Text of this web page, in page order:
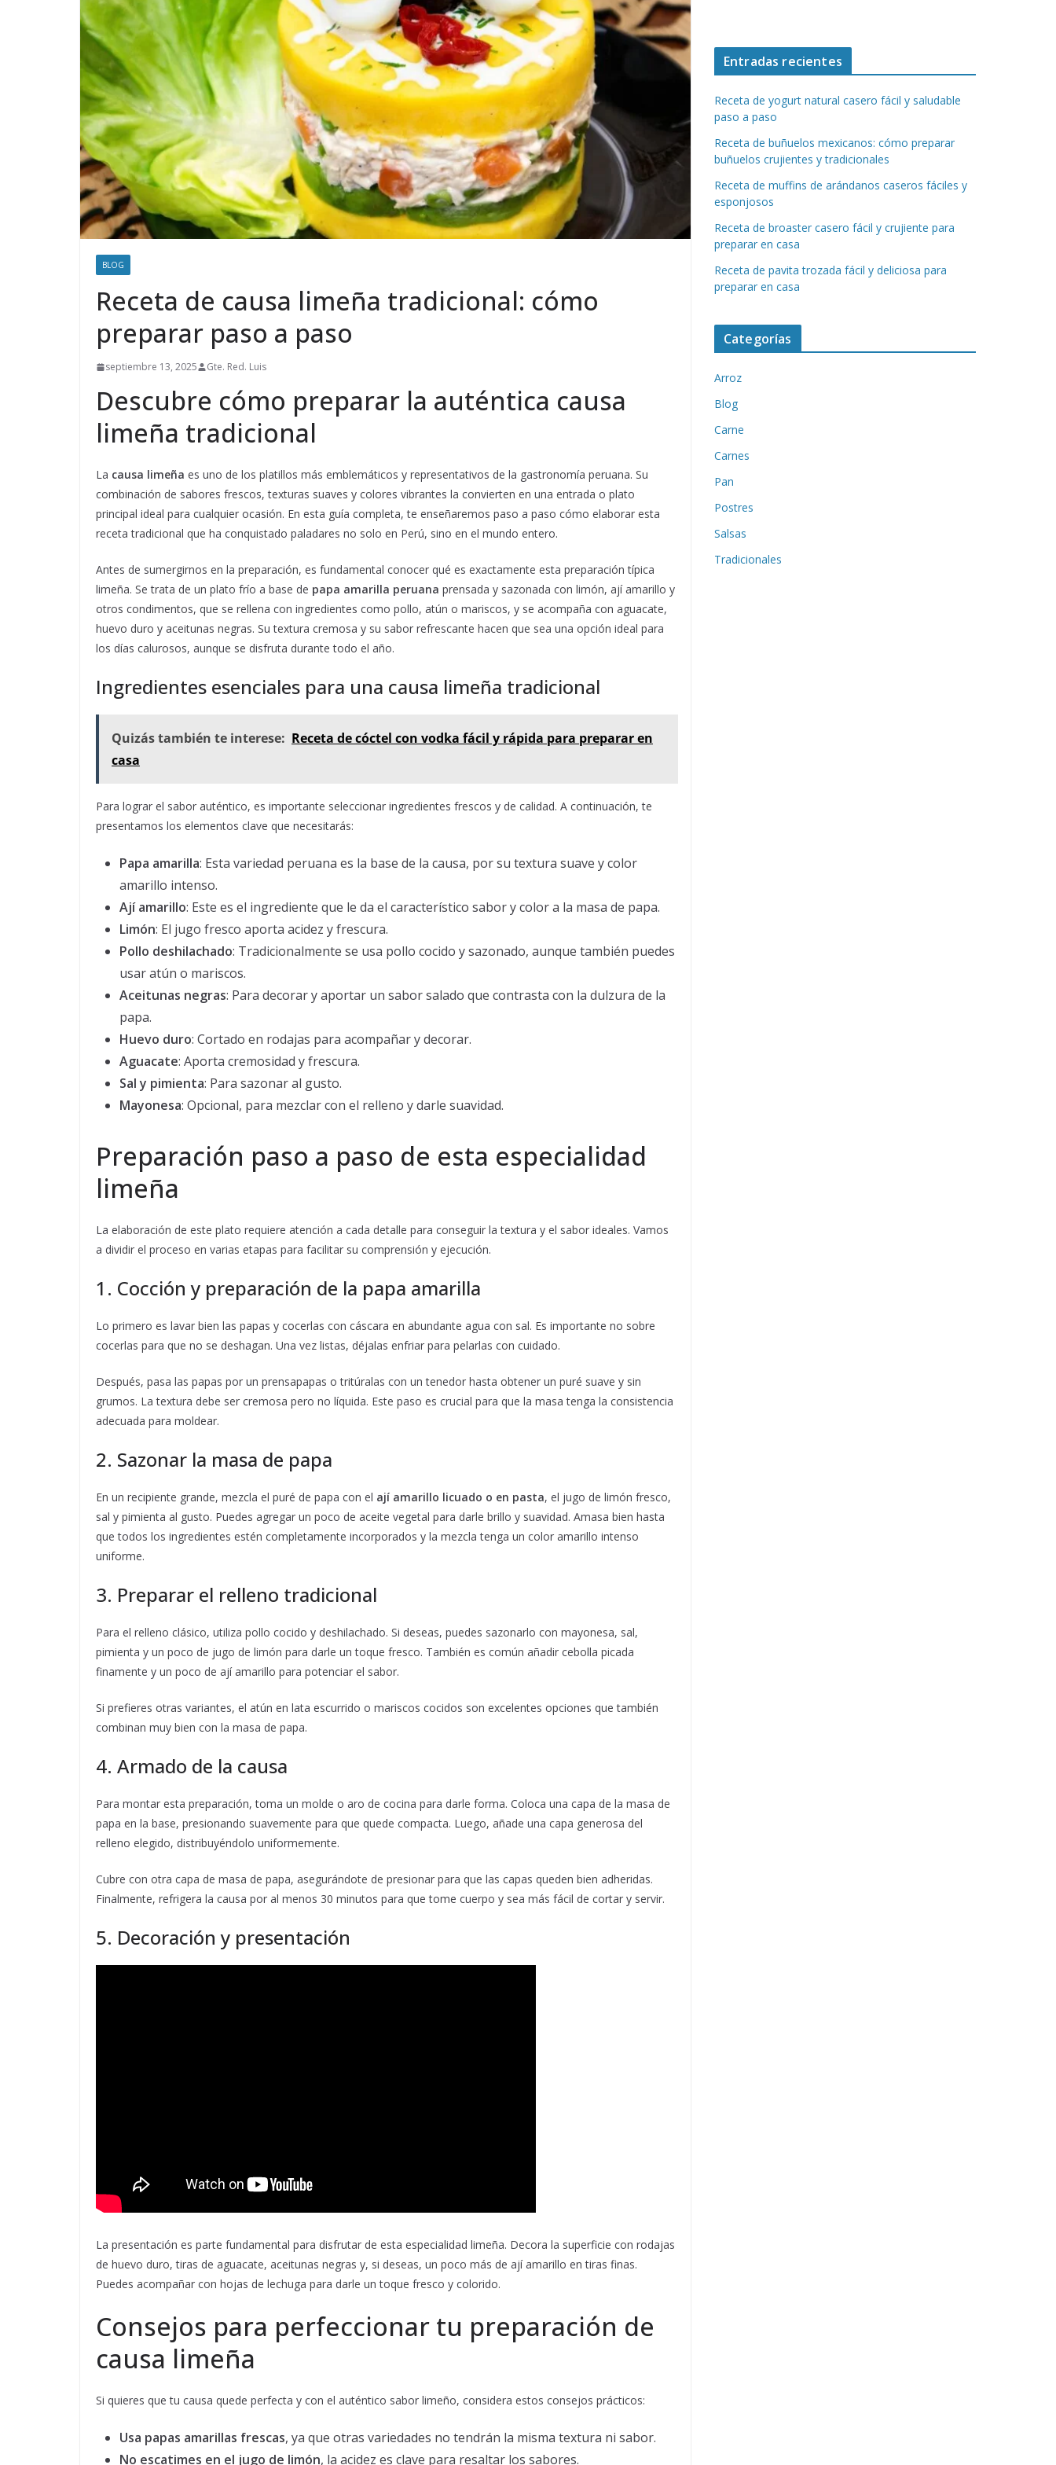
BLOG
Receta de causa limeña tradicional: cómo
preparar paso a paso
septiembre 13, 2025 Gte. Red. Luis
Descubre cómo preparar la auténtica causa
limeña tradicional
La causa limeña es uno de los platillos más emblemáticos y representativos de la gastronomía peruana. Su
combinación de sabores frescos, texturas suaves y colores vibrantes la convierten en una entrada o plato
principal ideal para cualquier ocasión. En esta guía completa, te enseñaremos paso a paso cómo elaborar esta
receta tradicional que ha conquistado paladares no solo en Perú, sino en el mundo entero.
Antes de sumergirnos en la preparación, es fundamental conocer qué es exactamente esta preparación típica
limeña. Se trata de un plato frío a base de papa amarilla peruana prensada y sazonada con limón, ají amarillo y
otros condimentos, que se rellena con ingredientes como pollo, atún o mariscos, y se acompaña con aguacate,
huevo duro y aceitunas negras. Su textura cremosa y su sabor refrescante hacen que sea una opción ideal para
los días calurosos, aunque se disfruta durante todo el año.
Ingredientes esenciales para una causa limeña tradicional
Quizás también te interese: Receta de cóctel con vodka fácil y rápida para preparar en
casa
Para lograr el sabor auténtico, es importante seleccionar ingredientes frescos y de calidad. A continuación, te
presentamos los elementos clave que necesitarás:
Papa amarilla: Esta variedad peruana es la base de la causa, por su textura suave y color
amarillo intenso.
Ají amarillo: Este es el ingrediente que le da el característico sabor y color a la masa de papa.
Limón: El jugo fresco aporta acidez y frescura.
Pollo deshilachado: Tradicionalmente se usa pollo cocido y sazonado, aunque también puedes
usar atún o mariscos.
Aceitunas negras: Para decorar y aportar un sabor salado que contrasta con la dulzura de la
papa.
Huevo duro: Cortado en rodajas para acompañar y decorar.
Aguacate: Aporta cremosidad y frescura.
Sal y pimienta: Para sazonar al gusto.
Mayonesa: Opcional, para mezclar con el relleno y darle suavidad.
Preparación paso a paso de esta especialidad
limeña
La elaboración de este plato requiere atención a cada detalle para conseguir la textura y el sabor ideales. Vamos
a dividir el proceso en varias etapas para facilitar su comprensión y ejecución.
1. Cocción y preparación de la papa amarilla
Lo primero es lavar bien las papas y cocerlas con cáscara en abundante agua con sal. Es importante no sobre
cocerlas para que no se deshagan. Una vez listas, déjalas enfriar para pelarlas con cuidado.
Después, pasa las papas por un prensapapas o tritúralas con un tenedor hasta obtener un puré suave y sin
grumos. La textura debe ser cremosa pero no líquida. Este paso es crucial para que la masa tenga la consistencia
adecuada para moldear.
2. Sazonar la masa de papa
En un recipiente grande, mezcla el puré de papa con el ají amarillo licuado o en pasta, el jugo de limón fresco,
sal y pimienta al gusto. Puedes agregar un poco de aceite vegetal para darle brillo y suavidad. Amasa bien hasta
que todos los ingredientes estén completamente incorporados y la mezcla tenga un color amarillo intenso
uniforme.
3. Preparar el relleno tradicional
Para el relleno clásico, utiliza pollo cocido y deshilachado. Si deseas, puedes sazonarlo con mayonesa, sal,
pimienta y un poco de jugo de limón para darle un toque fresco. También es común añadir cebolla picada
finamente y un poco de ají amarillo para potenciar el sabor.
Si prefieres otras variantes, el atún en lata escurrido o mariscos cocidos son excelentes opciones que también
combinan muy bien con la masa de papa.
4. Armado de la causa
Para montar esta preparación, toma un molde o aro de cocina para darle forma. Coloca una capa de la masa de
papa en la base, presionando suavemente para que quede compacta. Luego, añade una capa generosa del
relleno elegido, distribuyéndolo uniformemente.
Cubre con otra capa de masa de papa, asegurándote de presionar para que las capas queden bien adheridas.
Finalmente, refrigera la causa por al menos 30 minutos para que tome cuerpo y sea más fácil de cortar y servir.
5. Decoración y presentación
La presentación es parte fundamental para disfrutar de esta especialidad limeña. Decora la superficie con rodajas
de huevo duro, tiras de aguacate, aceitunas negras y, si deseas, un poco más de ají amarillo en tiras finas.
Puedes acompañar con hojas de lechuga para darle un toque fresco y colorido.
Consejos para perfeccionar tu preparación de
causa limeña
Si quieres que tu causa quede perfecta y con el auténtico sabor limeño, considera estos consejos prácticos:
Usa papas amarillas frescas, ya que otras variedades no tendrán la misma textura ni sabor.
No escatimes en el jugo de limón, la acidez es clave para resaltar los sabores.
Entradas recientes
Receta de yogurt natural casero fácil y saludable
paso a paso
Receta de buñuelos mexicanos: cómo preparar
buñuelos crujientes y tradicionales
Receta de muffins de arándanos caseros fáciles y
esponjosos
Receta de broaster casero fácil y crujiente para
preparar en casa
Receta de pavita trozada fácil y deliciosa para
preparar en casa
Categorías
Arroz
Blog
Carne
Carnes
Pan
Postres
Salsas
Tradicionales